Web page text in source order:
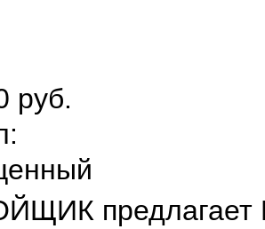
руб.
предлагает